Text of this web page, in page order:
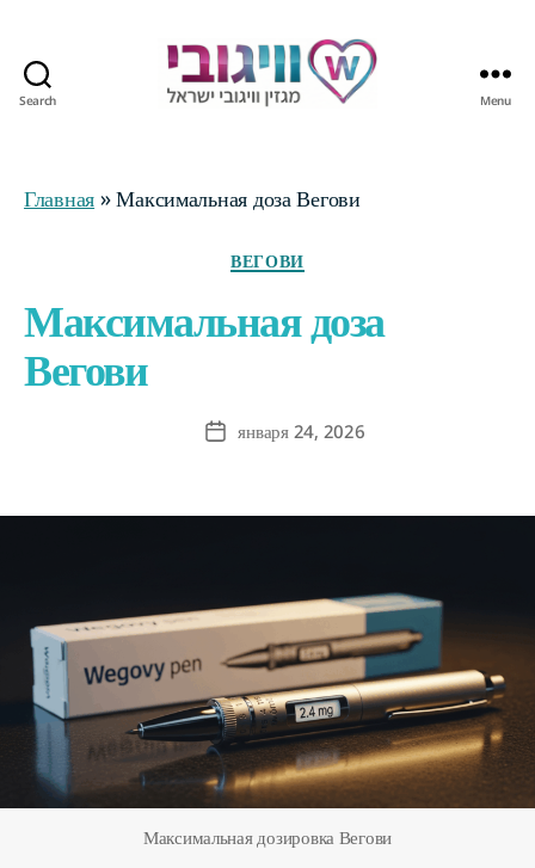
Search Menu
Главная »Максимальная доза Вегови
ВЕГОВИ
Максимальная доза
Вегови
Postянваря 24, 2026
Максимальная дозировка Вегови